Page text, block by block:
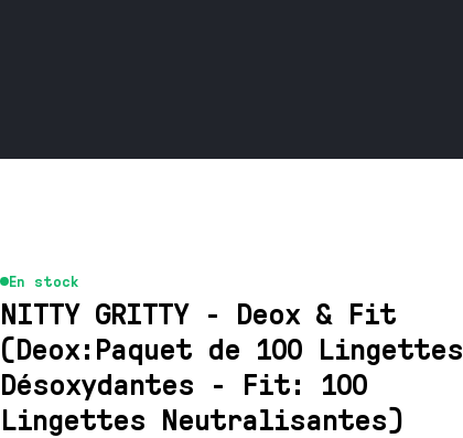
En stock
NITTY GRITTY - Deox & Fit
(Deox:Paquet de 100 Lingettes
Désoxydantes - Fit: 100
Lingettes Neutralisantes)